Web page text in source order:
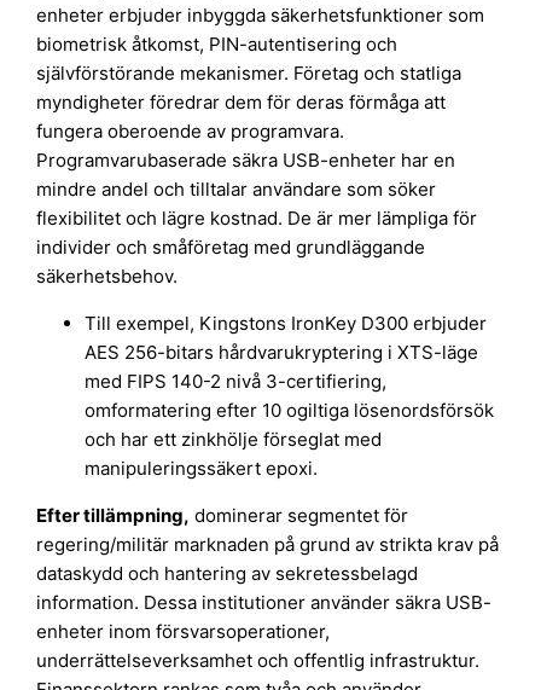
enheter erbjuder inbyggda säkerhetsfunktioner som
biometrisk åtkomst, PIN-autentisering och
självförstörande mekanismer. Företag och statliga
myndigheter föredrar dem för deras förmåga att
fungera oberoende av programvara.
Programvarubaserade säkra USB-enheter har en
mindre andel och tilltalar användare som söker
flexibilitet och lägre kostnad. De är mer lämpliga för
individer och småföretag med grundläggande
säkerhetsbehov.
Till exempel, Kingstons IronKey D300 erbjuder
AES 256-bitars hårdvarukryptering i XTS-läge
med FIPS 140-2 nivå 3-certifiering,
omformatering efter 10 ogiltiga lösenordsförsök
och har ett zinkhölje förseglat med
manipuleringssäkert epoxi.
Efter tillämpning, dominerar segmentet för
regering/militär marknaden på grund av strikta krav på
dataskydd och hantering av sekretessbelagd
information. Dessa institutioner använder säkra USB-
enheter inom försvarsoperationer,
underrättelseverksamhet och offentlig infrastruktur.